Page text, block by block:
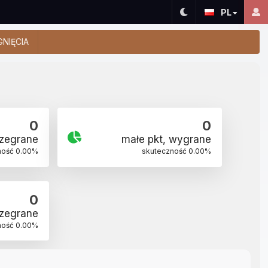
PL
0
0.00%
0
małe pkt, wygrane
skuteczność 0.00%
0
0.00%